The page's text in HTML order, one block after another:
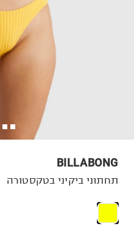
BILLABONG
תחתוני ביקיני בטקסטורה